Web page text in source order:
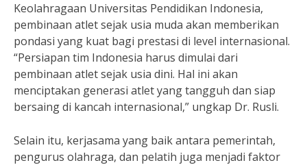
Keolahragaan Universitas Pendidikan Indonesia,
pembinaan atlet sejak usia muda akan memberikan
pondasi yang kuat bagi prestasi di level internasional.
“Persiapan tim Indonesia harus dimulai dari
pembinaan atlet sejak usia dini. Hal ini akan
menciptakan generasi atlet yang tangguh dan siap
bersaing di kancah internasional,” ungkap Dr. Rusli.
Selain itu, kerjasama yang baik antara pemerintah,
pengurus olahraga, dan pelatih juga menjadi faktor